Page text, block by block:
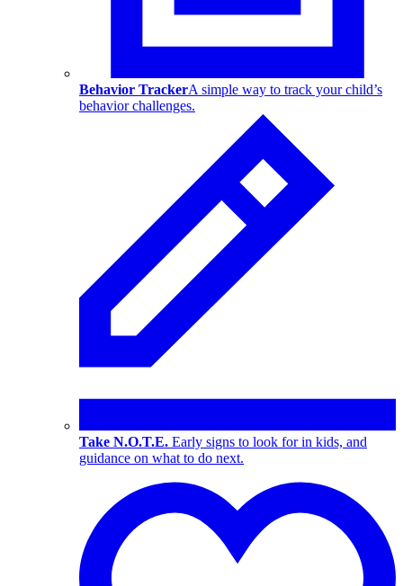
Behavior TrackerA simple way to track your child’s
behavior challenges.
Take N.O.T.E. Early signs to look for in kids, and
guidance on what to do next.